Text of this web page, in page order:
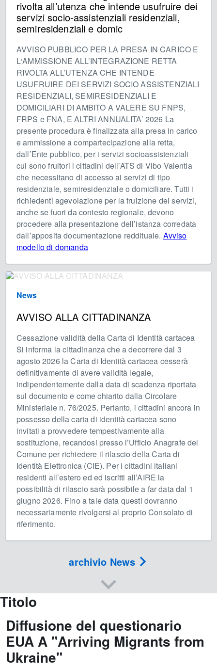
rivolta all’utenza che intende usufruire dei
servizi socio-assistenziali residenziali,
semiresidenziali e domic
AVVISO PUBBLICO PER LA PRESA IN CARICO E
L‘AMMISSIONE ALL’INTEGRAZIONE RETTA
RIVOLTA ALL’UTENZA CHE INTENDE
USUFRUIRE DEI SERVIZI SOCIO ASSISTENZIALI
RESIDENZIALI, SEMIRESIDENZIALI E
DOMICILIARI DI AMBITO A VALERE SU FNPS,
FRPS e FNA, E ALTRI ANNUALITA’ 2026 La
presente procedura è finalizzata alla presa in carico
e ammissione a compartecipazione alla retta,
dall’Ente pubblico, per i servizi socioassistenziali
cui sono fruitori i cittadini dell’ATS di Vibo Valentia
che necessitano di accesso ai servizi di tipo
residenziale, semiresidenziale o domiciliare. Tutti i
richiedenti agevolazione per la fruizione dei servizi,
anche se fuori da contesto regionale, devono
procedere alla presentazione dell’istanza corredata
dall’apposita documentazione reddituale. Avviso
modello di domanda
News
AVVISO ALLA CITTADINANZA
Cessazione validità della Carta di Identità cartacea
Si informa la cittadinanza che a decorrere dal 3
agosto 2026 la Carta di Identità cartacea cesserà
definitivamente di avere validità legale,
indipendentemente dalla data di scadenza riportata
sul documento e come chiarito dalla Circolare
Ministeriale n. 76/2025. Pertanto, i cittadini ancora in
possesso della carta di identità cartacea sono
invitati a provvedere tempestivamente alla
sostituzione, recandosi presso l’Ufficio Anagrafe del
Comune per richiedere il rilascio della Carta di
Identità Elettronica (CIE). Per i cittadini italiani
residenti all’estero ed ed iscritti all’AIRE la
possibilità di rilascio sarà possibile a far data dal 1
giugno 2026. Fino a tale data questi dovranno
necessariamente rivolgersi al proprio Consolato di
riferimento.
archivio News
Titolo
Diffusione del questionario
EUA A "Arriving Migrants from
Ukraine"